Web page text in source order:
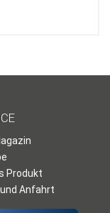
Produkt
Anfahrt